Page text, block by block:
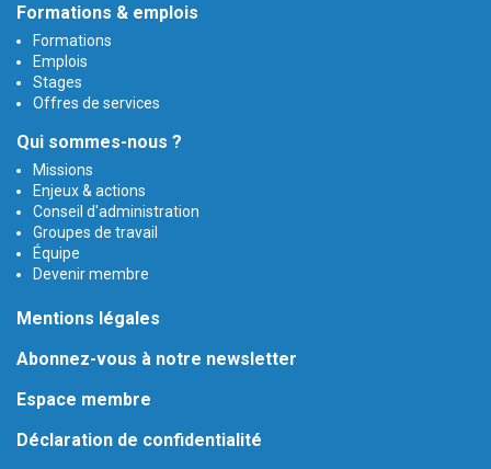
Formations & emplois
Formations
Emplois
Stages
Offres de services
Qui sommes-nous ?
Missions
Enjeux & actions
Conseil d'administration
Groupes de travail
Équipe
Devenir membre
Mentions légales
Abonnez-vous à notre newsletter
Espace membre
Déclaration de confidentialité